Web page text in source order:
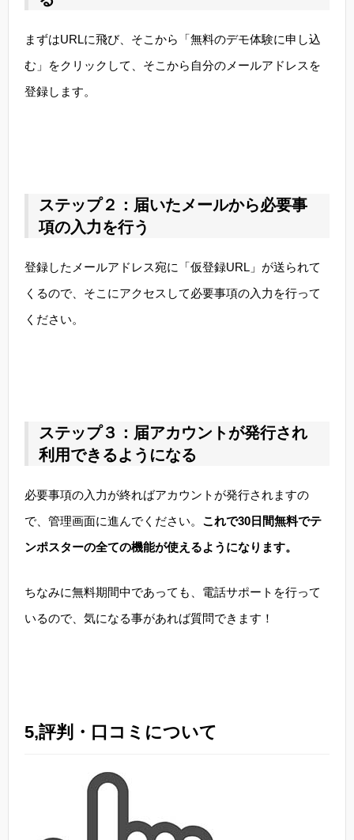
まずはURLに飛び、そこから「無料のデモ体験に申し込
む」をクリックして、そこから自分のメールアドレスを
登録します。
ステップ２：届いたメールから必要事
項の入力を行う
登録したメールアドレス宛に「仮登録URL」が送られて
くるので、そこにアクセスして必要事項の入力を行って
ください。
ステップ３：届アカウントが発行され
利用できるようになる
必要事項の入力が終ればアカウントが発行されますの
で、管理画面に進んでください。 これで30日間無料でテ
ンポスターの全ての機能が使えるようになります。
ちなみに無料期間中であっても、電話サポートを行って
いるので、気になる事があれば質問できます！
5,評判・口コミについて